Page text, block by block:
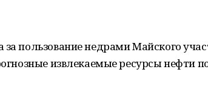
пользование недрами Майского
извлекаемые ресурсы нефти